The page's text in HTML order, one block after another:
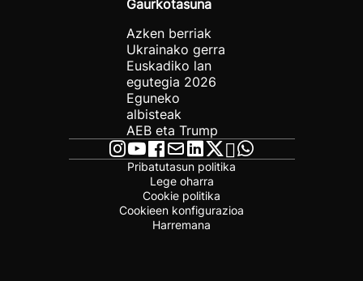
Gaurkotasuna
Azken berriak
Ukrainako gerra
Euskadiko lan
egutegia 2026
Eguneko
albisteak
AEB eta Trump
Pribatutasun politika
Lege oharra
Cookie politika
Cookieen konfigurazioa
Harremana